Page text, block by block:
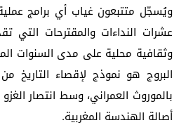
ويُسجّل متتبعون غياب أي برامج
عشرات النداءات والمقترحات التي
وثقافية محلية على مدى السنوات
البروج هو نموذج لإقصاء التاريخ من
بالموروث العمراني، وسط انتصار
أصالة الهندسة المغربية.